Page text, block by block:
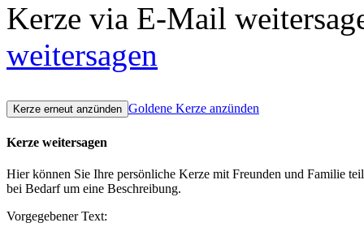
Kerze via E-Mail
weitersagen
Goldene Kerze anzünden
Kerze weitersagen
Hier können Sie Ihre persönliche Kerze mit Freunden und Familie
bei Bedarf um eine Beschreibung.
Vorgegebener Text: